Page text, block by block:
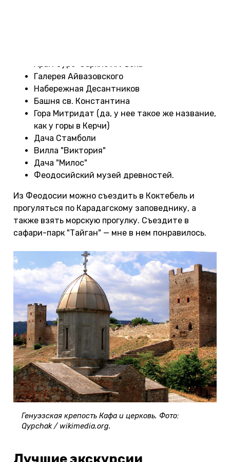
Храм Сурб-Саркис XIV века
Галерея Айвазовского
Набережная Десантников
Башня св. Константина
Гора Митридат (да, у нее такое же название,
как у горы в Керчи)
Дача Стамболи
Вилла "Виктория"
Дача "Милос"
Феодосийский музей древностей.
Из Феодосии можно съездить в Коктебель и
прогуляться по Карадагскому заповеднику, а
также взять морскую прогулку. Съездите в
сафари-парк "Тайган" — мне в нем понравилось.
Генуэзская крепость Кафа и церковь. Фото:
Qypchak / wikimedia.org.